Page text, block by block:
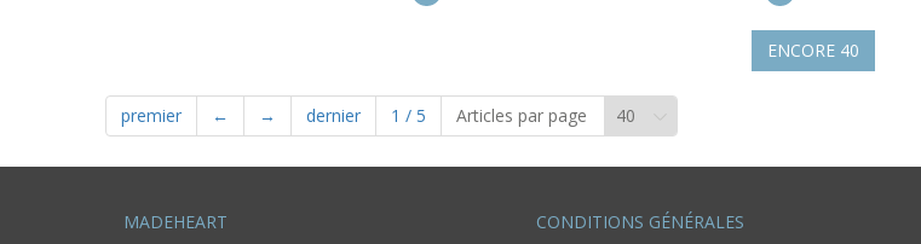
ENCORE 40
premier ← → dernier 1 / 5 Articles par page
MADEHEART CONDITIONS GÉNÉRALES